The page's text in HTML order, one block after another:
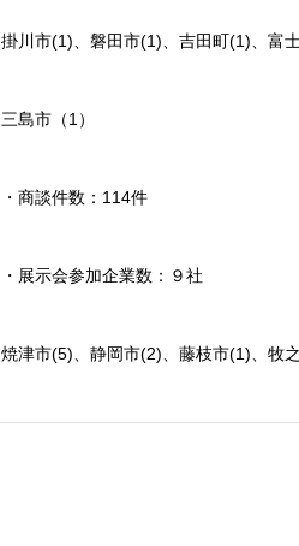
掛川市(1)、磐田市(1)、吉田町(1)、富
三島市（1）
・商談件数：114件
・展示会参加企業数：９社
焼津市(5)、静岡市(2)、藤枝市(1)、牧